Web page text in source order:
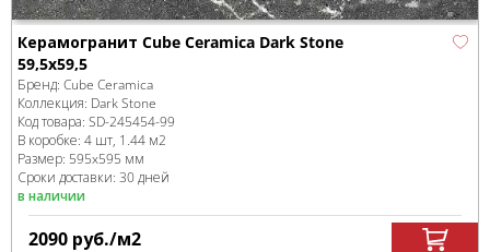
Керамогранит Cube Ceramica Dark Stone
59,5x59,5
Бренд: Cube Ceramica
Коллекция: Dark Stone
Код товара: SD-245454-99
В коробке: 4 шт, 1.44 м2
Размер: 595x595 мм
Сроки доставки: 30 дней
в наличии
2090 руб./м2